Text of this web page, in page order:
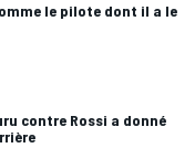
le pilote dont il a le
contre Rossi a donné